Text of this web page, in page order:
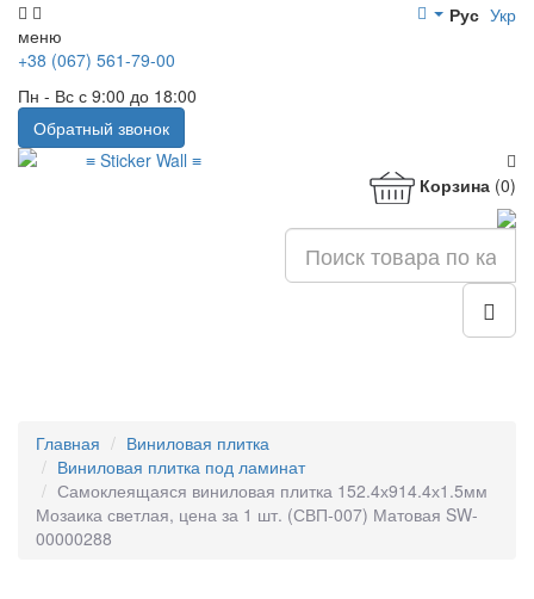
меню
Рус Укр
+38 (067) 561-79-00
Пн - Вс с 9:00 до 18:00
Обратный звонок
Корзина (0)
Главная
Виниловая плитка
Виниловая плитка под ламинат
Самоклеящаяся виниловая плитка 152.4х914.4х1.5мм
Мозаика светлая, цена за 1 шт. (СВП-007) Матовая SW-
00000288